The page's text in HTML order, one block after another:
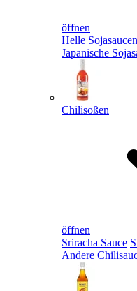
öffnen
Helle Sojasaucen
Japanische
Chilisoßen
öffnen
Sriracha Sauce
Andere